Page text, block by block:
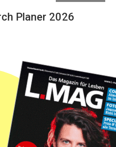
Planer 2026